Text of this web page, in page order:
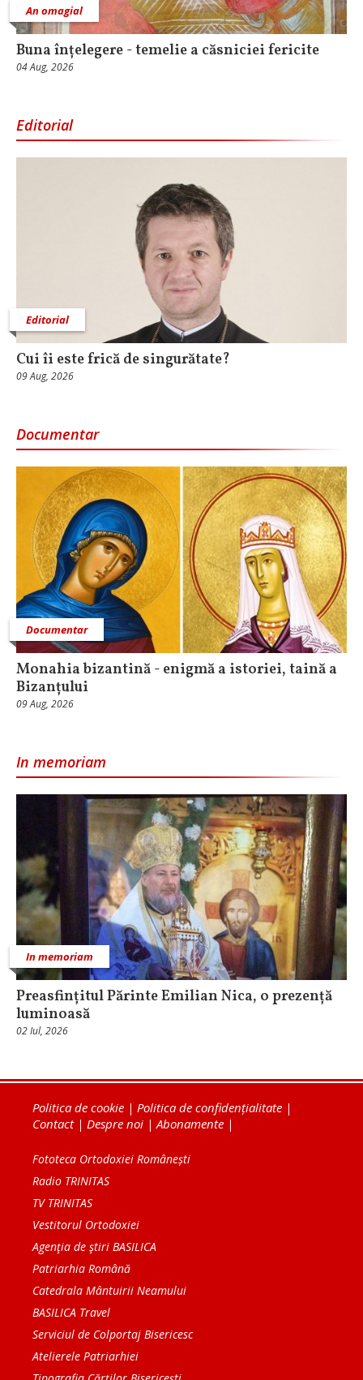
An omagial
Buna înțelegere - temelie a căsniciei fericite
04 Aug, 2026
Editorial
Editorial
Cui îi este frică de singurătate?
09 Aug, 2026
Documentar
Documentar
Monahia bizantină - enigmă a istoriei, taină a
Bizanțului
09 Aug, 2026
In memoriam
In memoriam
Preasfințitul Părinte Emilian Nica, o prezență
luminoasă
02 Iul, 2026
Politica de cookie | Politica de confidențialitate |
Contact| Despre noi |Abonamente |
Fototeca Ortodoxiei Românești
Radio TRINITAS
TV TRINITAS
Vestitorul Ortodoxiei
Agenţia de ştiri BASILICA
Patriarhia Română
Catedrala Mântuirii Neamului
BASILICA Travel
Serviciul de Colportaj Bisericesc
Atelierele Patriarhiei